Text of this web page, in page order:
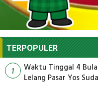
TERPOPULER
1
Waktu Tinggal 4
Lelang Pasar Yos